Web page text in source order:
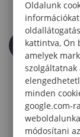
Oldalunk
kattintva, Ön
amelyek
szolgáltatnak
minden
google.com-
módosítani